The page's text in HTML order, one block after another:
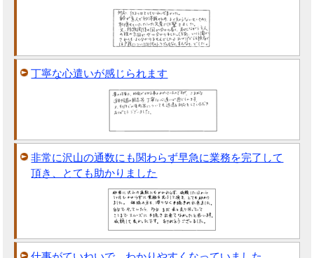
丁寧な心遣いが感じられます
非常に沢山の通数にも関わらず早急に業務を完了して
頂き、とても助かりました